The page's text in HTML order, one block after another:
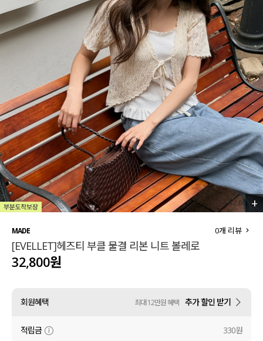
인플루언서 pick!
신상 5%
MADE
세트할인 ~30%
하객룩
살안타템
110사이즈
티셔츠
셔츠
원피스
익스클루시브
아우터
티셔츠
니트
블라우스
원피스
팬츠
스커트
언더웨어
4/6 +
MADE
[EVELLET]헤즈티 부클 물결 리본 니트 볼레로
0개 리뷰
32,800원
회원혜택 최대 12만원 혜택 추가 할인 받기
적립금 330원